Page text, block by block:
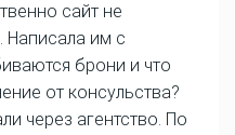
сайт не
Написала им с
брони и что
от консульства?
через агентство. По